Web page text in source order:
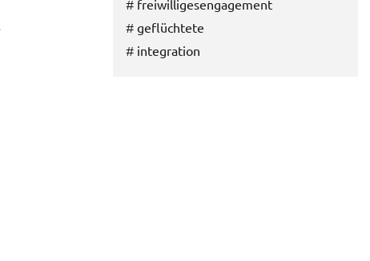
# freiwilligesengagement
# geflüchtete
# integration